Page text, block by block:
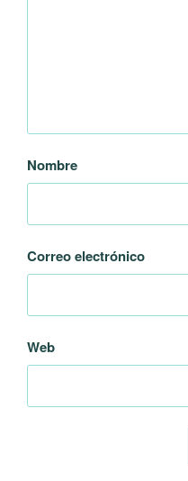
Nombre
Correo electrónico
Web